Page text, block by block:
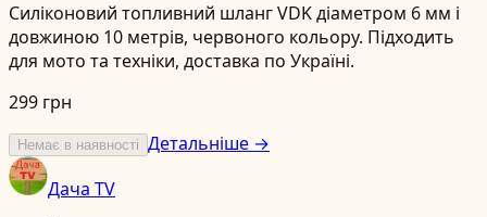
Силіконовий топливний шланг VDK діаметром 6 мм і
довжиною 10 метрів, червоного кольору. Підходить
для мото та техніки, доставка по Україні.
299 грн
Немає в наявності Детальніше →
Дача TV